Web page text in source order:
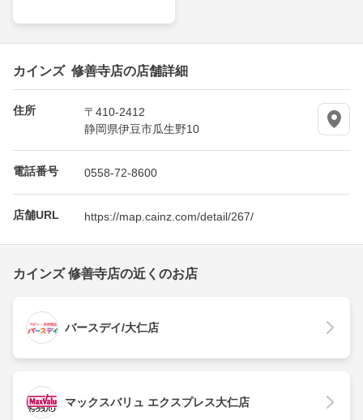
カインズ 修善寺店の店舗詳細
住所
〒410-2412
静岡県伊豆市瓜生野10
電話番号 0558-72-8600
店舗URL https://map.cainz.com/detail/267/
カインズ 修善寺店の近くのお店
バースデイ/大仁店
マックスバリュ エクスプレス大仁店